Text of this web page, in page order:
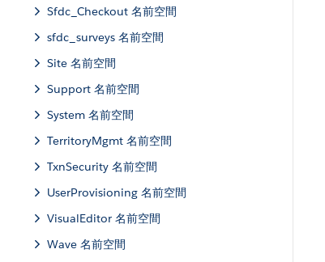
Sfdc_Checkout 名前空間
sfdc_surveys 名前空間
Site 名前空間
Support 名前空間
System 名前空間
TerritoryMgmt 名前空間
TxnSecurity 名前空間
UserProvisioning 名前空間
VisualEditor 名前空間
Wave 名前空間